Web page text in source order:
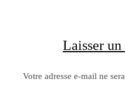
Laisser
Votre adresse e-mail ne